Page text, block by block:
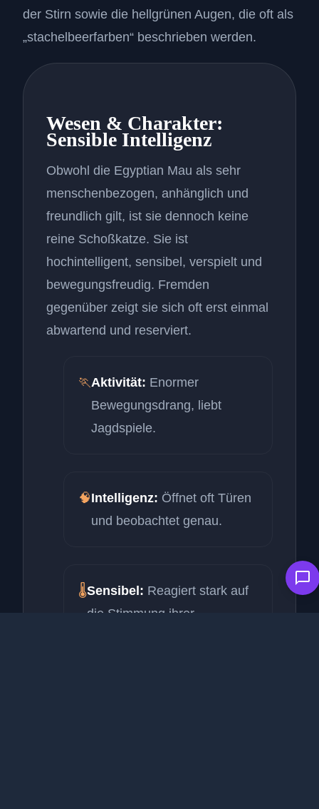
der Stirn sowie die hellgrünen Augen, die oft als
„stachelbeerfarben“ beschrieben werden.
Wesen & Charakter:
Sensible Intelligenz
Obwohl die Egyptian Mau als sehr
menschenbezogen, anhänglich und
freundlich gilt, ist sie dennoch keine
reine Schoßkatze. Sie ist
hochintelligent, sensibel, verspielt und
bewegungsfreudig. Fremden
gegenüber zeigt sie sich oft erst einmal
abwartend und reserviert.
🏃Aktivität: Enormer
Bewegungsdrang, liebt
Jagdspiele.
🧠Intelligenz: Öffnet oft Türen
und beobachtet genau.
🌡️Sensibel: Reagiert stark auf
die Stimmung ihrer